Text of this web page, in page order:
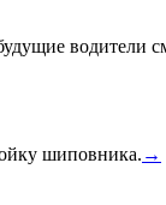
водители
шиповника. →